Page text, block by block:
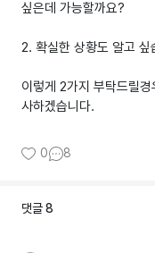
싶은데 가능할까요?
2. 확실한 상황도 알고
이렇게 2가지 부탁드릴
사하겠습니다.
0 8
댓글8